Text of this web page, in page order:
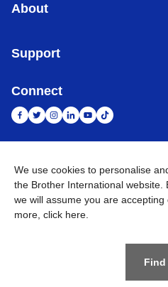
About
Support
Connect
Indonesia Jaringan Global
Privacy Policy Ketentuan Penggunaan
Rights
We use cookies to personalise
the Brother International website.
we will assume you are
more, click here
Find